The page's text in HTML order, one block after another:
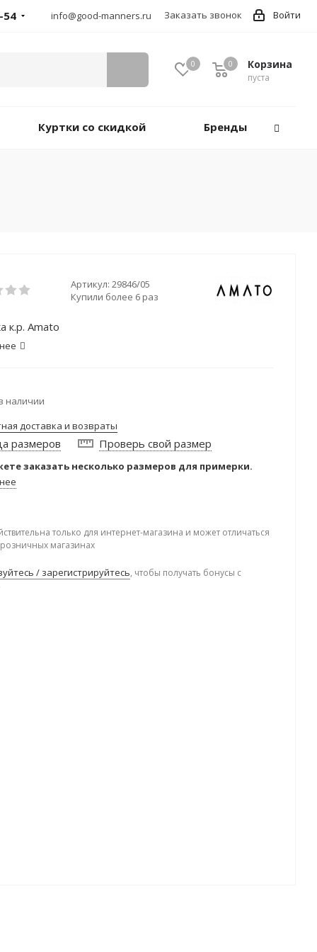
Войти
54 info@good-manners.ru Заказать звонок
0 Корзина
пуста
0
Куртки со скидкой Бренды
Артикул: 29846/05
Купили более 6 раз
к.р. Amato
наличии
доставка и возвраты
размеров Проверь свой размер
заказать несколько размеров для примерки.
только для интернет-магазина и может отличаться
розничных магазинах
/ зарегистрируйтесь, чтобы получать бонусы с